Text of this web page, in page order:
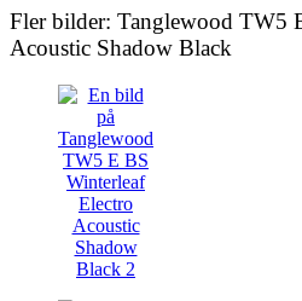
Fler bilder: Tanglewood TW5
Acoustic Shadow Black